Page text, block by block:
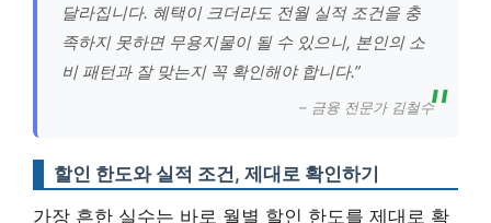
달라집니다. 혜택이 크더라도 전월 실적 조건을 충
족하지 못하면 무용지물이 될 수 있으니, 본인의 소
비 패턴과 잘 맞는지 꼭 확인해야 합니다.”
– 금융 전문가 김철수
할인 한도와 실적 조건, 제대로 확인하기
가장 흔한 실수는 바로 월별 할인 한도를 제대로 확